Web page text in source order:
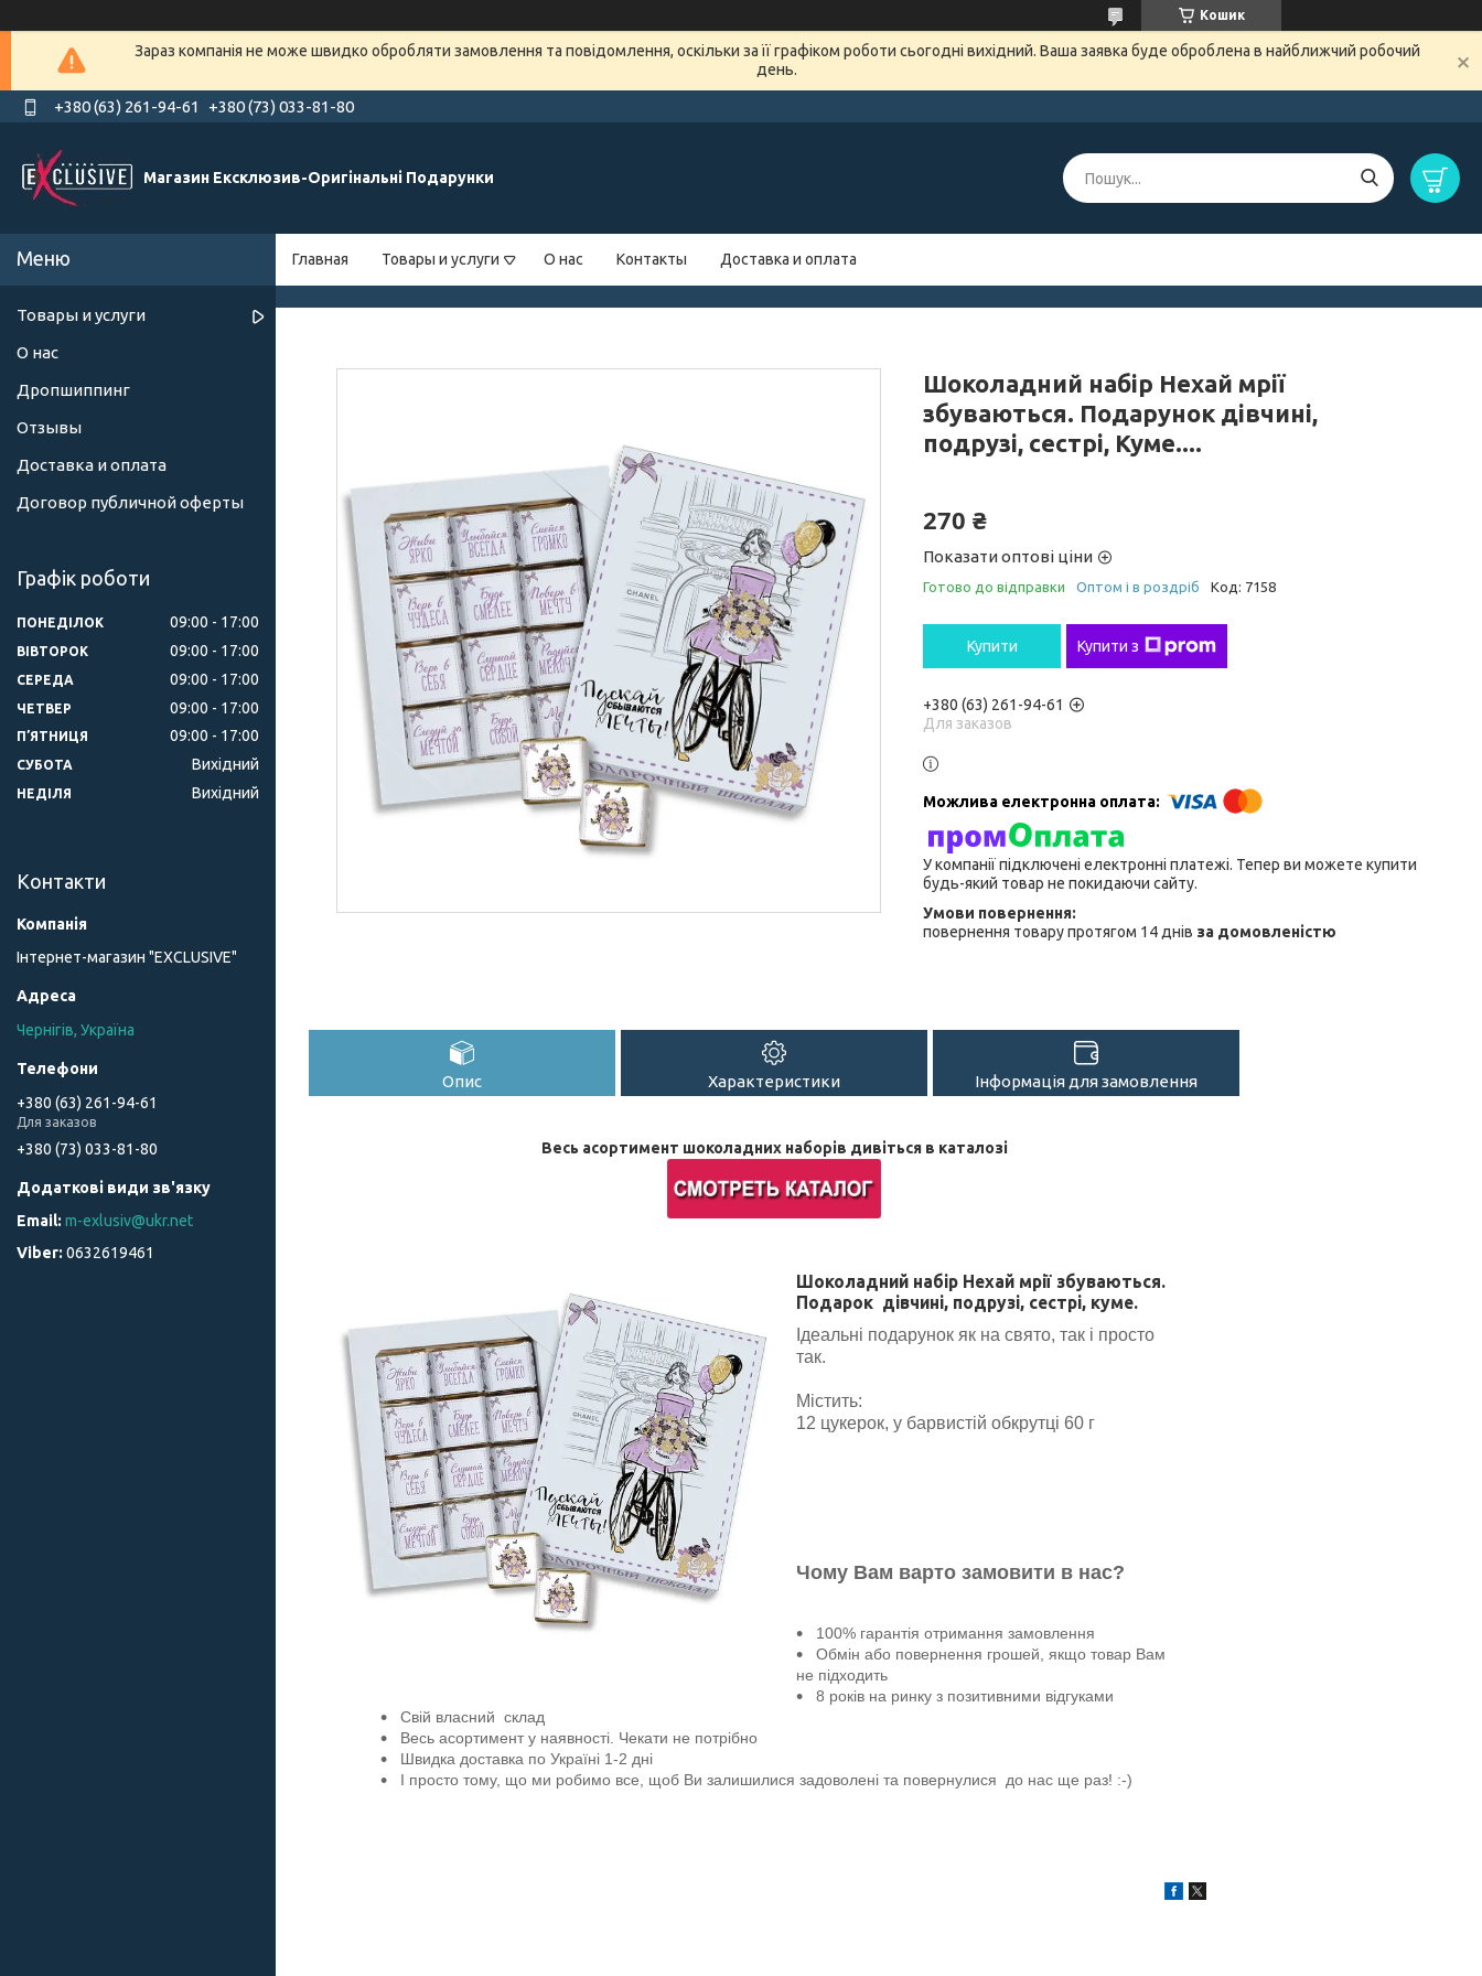
Кошик
Зараз компанія не може швидко обробляти замовлення та повідомлення, оскільки за її графіком роботи сьогодні вихідний. Ваша заявка буде оброблена в найближчий робочий
день.
+380 (63) 261-94-61 +380 (73) 033-81-80
Магазин Ексклюзив-Оригінальні Подарунки
Главная Товары и услуги О нас Контакты Доставка и оплата
Шоколадний набір Нехай мрії
збуваються. Подарунок дівчині,
подрузі, сестрі, Куме....
270 ₴
Показати оптові ціни
Готово до відправки Оптом і в роздріб Код: 7158
Купити Купити з
+380 (63) 261-94-61
Для заказов
У компанії підключені електронні платежі. Тепер ви можете купити
будь-який товар не покидаючи сайту.
повернення товару протягом 14 днів за домовленістю
Опис Характеристики Інформація для замовлення
Весь асортимент шоколадних наборів дивіться в каталозі
Шоколадний набір Нехай мрії збуваються.
Подарок дівчині, подрузі, сестрі, куме.
Ідеальні подарунок як на свято, так і просто
так.
Містить:
12 цукерок, у барвистій обкрутці 60 г
Чому Вам варто замовити в нас?
100% гарантія отримання замовлення
Обмін або повернення грошей, якщо товар Вам
не підходить
8 років на ринку з позитивними відгуками
Свій власний склад
Весь асортимент у наявності. Чекати не потрібно
Швидка доставка по Україні 1-2 дні
І просто тому, що ми робимо все, щоб Ви залишилися задоволені та повернулися до нас ще раз! :-)
Товары и услуги
О нас
Дропшиппинг
Отзывы
Доставка и оплата
Договор публичной оферты
Графік роботи
ПОНЕДІЛОК 09:00 17:00
ВІВТОРОК 09:00 17:00
СЕРЕДА 09:00 17:00
ЧЕТВЕР 09:00 17:00
ПʼЯТНИЦЯ 09:00 17:00
СУБОТА Вихідний
НЕДІЛЯ Вихідний
Контакти
Інтернет-магазин "ЕXCLUSIVE"
Чернігів, Україна
+380 (63) 261-94-61
Для заказов
+380 (73) 033-81-80
m-exlusiv@ukr.net
0632619461